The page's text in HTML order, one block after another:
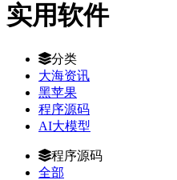
实用软件
分类
大海资讯
黑苹果
程序源码
AI大模型
程序源码
全部